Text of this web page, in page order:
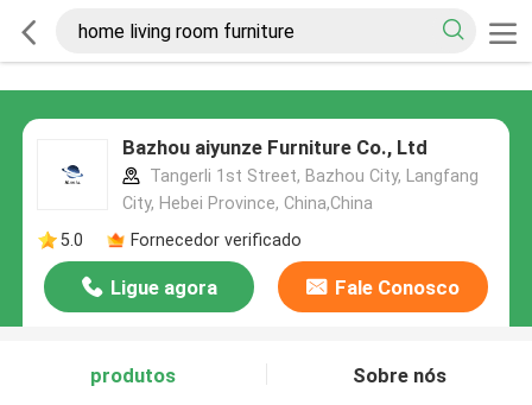
Bazhou aiyunze Furniture Co., Ltd
Tangerli 1st Street, Bazhou City, Langfang
City, Hebei Province, China,China
5.0
Fornecedor verificado
Ligue agora Fale Conosco
produtos Sobre nós